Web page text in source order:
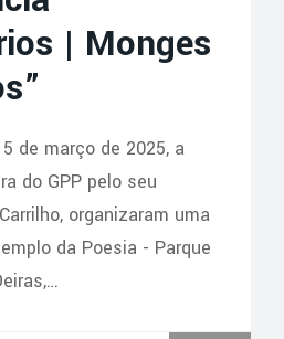
| Monges
de março de 2025, a
do GPP pelo seu
organizaram uma
da Poesia - Parque